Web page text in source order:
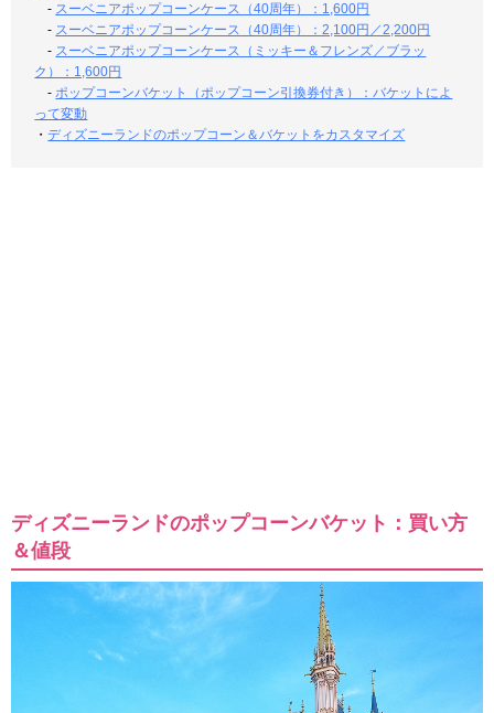
- スーベニアポップコーンケース（40周年）：1,600円
- スーベニアポップコーンケース（40周年）：2,100円／2,200円
- スーベニアポップコーンケース（ミッキー＆フレンズ／ブラッ
ク）：1,600円
-ポップコーンバケット（ポップコーン引換券付き）：バケットによ
って変動
・ディズニーランドのポップコーン＆バケットをカスタマイズ
ディズニーランドのポップコーンバケット：買い方
＆値段